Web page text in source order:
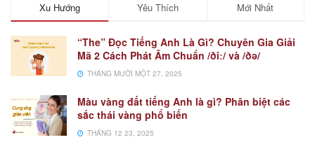
Xu Hướng Yêu Thích Mới Nhất
“The” Đọc Tiếng Anh Là Gì? Chuyên Gia Giải
Mã 2 Cách Phát Âm Chuẩn /ðiː/ và /ðə/
THÁNG MƯỜI MỘT 27, 2025
Màu vàng đất tiếng Anh là gì? Phân biệt các
sắc thái vàng phổ biến
THÁNG 12 23, 2025